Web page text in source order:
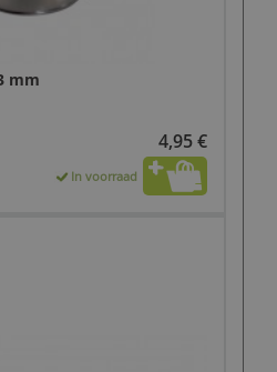
mm
4,95 €
In voorraad